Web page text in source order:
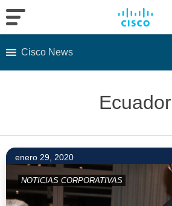
Cisco News
Ecuador
enero 29, 2020
NOTICIAS CORPORATIVAS